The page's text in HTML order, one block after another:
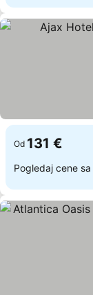
Od 131 €
Pogledaj cene sa